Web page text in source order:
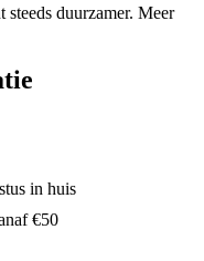
steeds duurzamer. Meer
in huis
€50